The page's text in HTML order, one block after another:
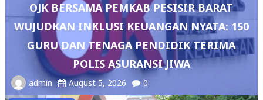
OJK BERSAMA PEMKAB PESISIR BARAT
WUJUDKAN INKLUSI KEUANGAN NYATA: 150
GURU DAN TENAGA PENDIDIK TERIMA
POLIS ASURANSI JIWA
admin August 5, 2026 0